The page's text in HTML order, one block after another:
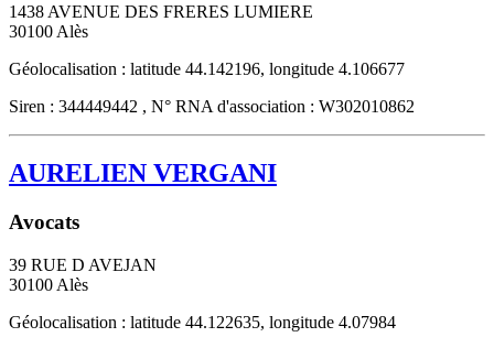
1438 AVENUE DES FRERES LUMIERE
30100 Alès
Géolocalisation : latitude 44.142196, longitude 4.106677
Siren : 344449442 , N° RNA d'association : W302010862
AURELIEN VERGANI
Avocats
39 RUE D AVEJAN
30100 Alès
Géolocalisation : latitude 44.122635, longitude 4.07984